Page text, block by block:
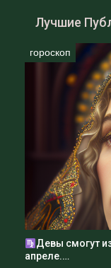
Лучшие
гороскоп
Девы смогут
апреле.…